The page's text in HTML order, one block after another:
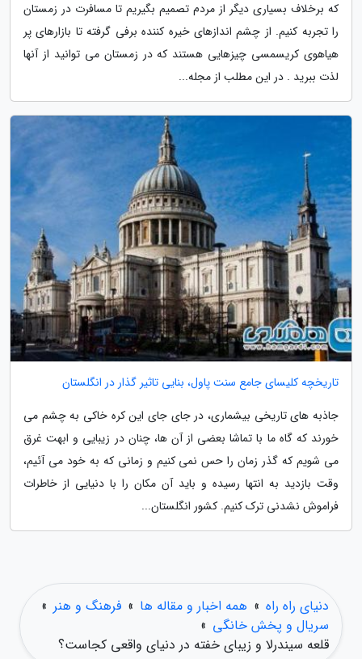
که برخلاف بسیاری دیگر از مردم تصمیم بگیریم تا مسافرت در زمستان
را تجربه کنیم. از چشم اندازهای خیره کننده برفی گرفته تا بازارهای پر
هیاهوی کریسمسی چیزهایی هستند که در زمستان می توانید از آنها
لذت ببرید . در این مطلب از مجله...
تاریخچه کلیسای جامع سنت پاول، بنایی تاثیر گذار در انگلستان
جاذبه های تاریخی بیشماری، در جای جای این کره خاکی به چشم می
خورند که گاه ما با تماشا بعضی از آن ها، چنان در زیبایی و ابهت غرق
می شویم که گذر زمان را حس نمی کنیم و زمانی که به خود می آئیم،
وقت بازدید به انتها رسیده و باید آن مکان را با دنیایی از خاطرات
فراموش نشدنی ترک کنیم. کشور انگلستان...
دنیای راه راه » همه اخبار و مقاله ها » فرهنگ و هنر »
سریال و پخش خانگی »
قلعه سیندرلا و زیبای خفته در دنیای واقعی کجاست؟